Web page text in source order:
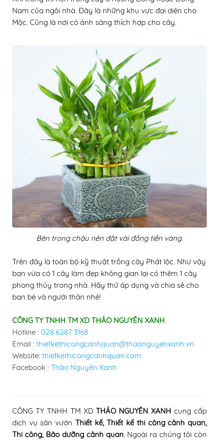
Nam của ngôi nhà. Đây là những khu vực đại diện cho
Mộc. Cũng là nơi có ánh sáng thích hợp cho cây.
Bên trong chậu nên đặt vài đồng tiền vàng.
Trên đây là toàn bộ kỹ thuật trồng cây Phát lộc. Như vậy
bạn vừa có 1 cây làm đẹp không gian lại có thêm 1 cây
phong thủy trong nhà. Hãy thử áp dụng và chia sẻ cho
bạn bè và người thân nhé!
CÔNG TY TNHH TM XD THẢO NGUYÊN XANH
Hotline : 028 6287 3168
Email : thietkethicongcanhquan@thaonguyenxanh.vn
Website: thietkethicongcanhquan.com
Facebook : Thảo Nguyên Xanh
CÔNG TY TNHH TM XDTHẢO NGUYÊN XANH cung cấp
dịch vụ sân vườn Thiết kế, Thiết kế thi công cảnh quan,
Thi công, Bảo dưỡng cảnh quan. Ngoài ra chúng tôi còn